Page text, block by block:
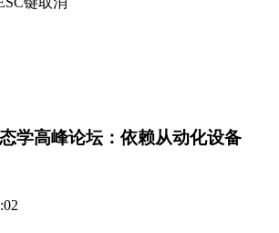
学高峰论坛：依赖从动化设备